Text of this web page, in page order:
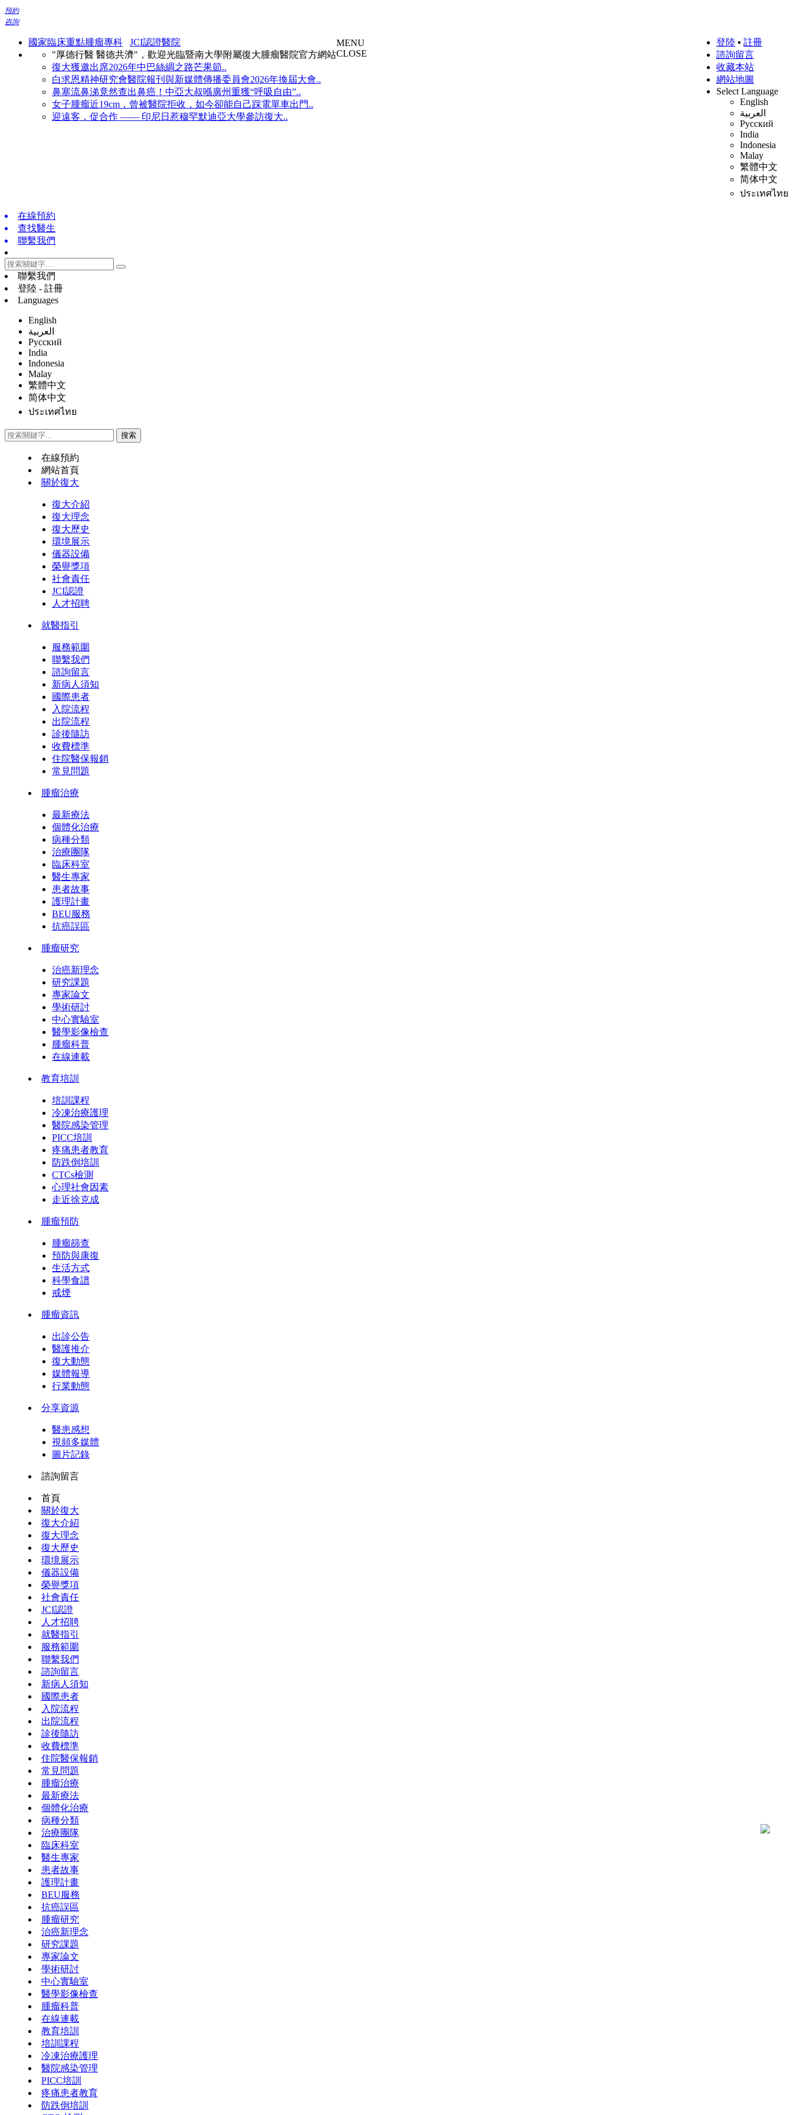
預約
咨詢
國家臨床重點腫瘤專科
JCI認證醫院
"厚德行醫 醫德共濟"，歡迎光臨暨南大學附屬復大腫瘤醫院官方網站
復大獲邀出席2026年中巴絲綢之路芒果節..
白求恩精神研究會醫院報刊與新媒體傳播委員會2026年換屆大會..
鼻塞流鼻涕竟然查出鼻癌！中亞大叔喺廣州重獲“呼吸自由”..
女子腫瘤近19cm，曾被醫院拒收，如今卻能自己踩電單車出門..
迎遠客，促合作 —— 印尼日惹穆罕默迪亞大學參訪復大..
登陸 ▪ 註冊
諮詢留言
收藏本站
網站地圖
Select Language
English
العربية
Русский
India
Indonesia
Malay
繁體中文
简体中文
ประเทศไทย
MENU
CLOSE
在線預約
查找醫生
聯繫我們
聯繫我們
登陸 - 註冊
Languages
English
العربية
Русский
India
Indonesia
Malay
繁體中文
简体中文
ประเทศไทย
在線預約
網站首頁
關於復大
復大介紹
復大理念
復大歷史
環境展示
儀器設備
榮譽獎項
社會責任
JCI認證
人才招聘
就醫指引
服務範圍
聯繫我們
諮詢留言
新病人須知
國際患者
入院流程
出院流程
診後隨訪
收費標準
住院醫保報銷
常見問題
腫瘤治療
最新療法
個體化治療
病種分類
治療團隊
臨床科室
醫生專家
患者故事
護理計畫
BEU服務
抗癌誤區
腫瘤研究
治癌新理念
研究課題
專家論文
學術研討
中心實驗室
醫學影像檢查
腫瘤科普
在線連載
教育培訓
培訓課程
冷凍治療護理
醫院感染管理
PICC培訓
疼痛患者教育
防跌倒培訓
CTCs檢測
心理社會因素
走近徐克成
腫瘤預防
腫瘤篩查
預防與康復
生活方式
科學食譜
戒煙
腫瘤資訊
出診公告
醫護推介
復大動態
媒體報導
行業動態
分享資源
醫患感想
視頻多媒體
圖片記錄
諮詢留言
首頁
關於復大
復大介紹
復大理念
復大歷史
環境展示
儀器設備
榮譽獎項
社會責任
JCI認證
人才招聘
就醫指引
服務範圍
聯繫我們
諮詢留言
新病人須知
國際患者
入院流程
出院流程
診後隨訪
收費標準
住院醫保報銷
常見問題
腫瘤治療
最新療法
個體化治療
病種分類
治療團隊
臨床科室
醫生專家
患者故事
護理計畫
BEU服務
抗癌誤區
腫瘤研究
治癌新理念
研究課題
專家論文
學術研討
中心實驗室
醫學影像檢查
腫瘤科普
在線連載
教育培訓
培訓課程
冷凍治療護理
醫院感染管理
PICC培訓
疼痛患者教育
防跌倒培訓